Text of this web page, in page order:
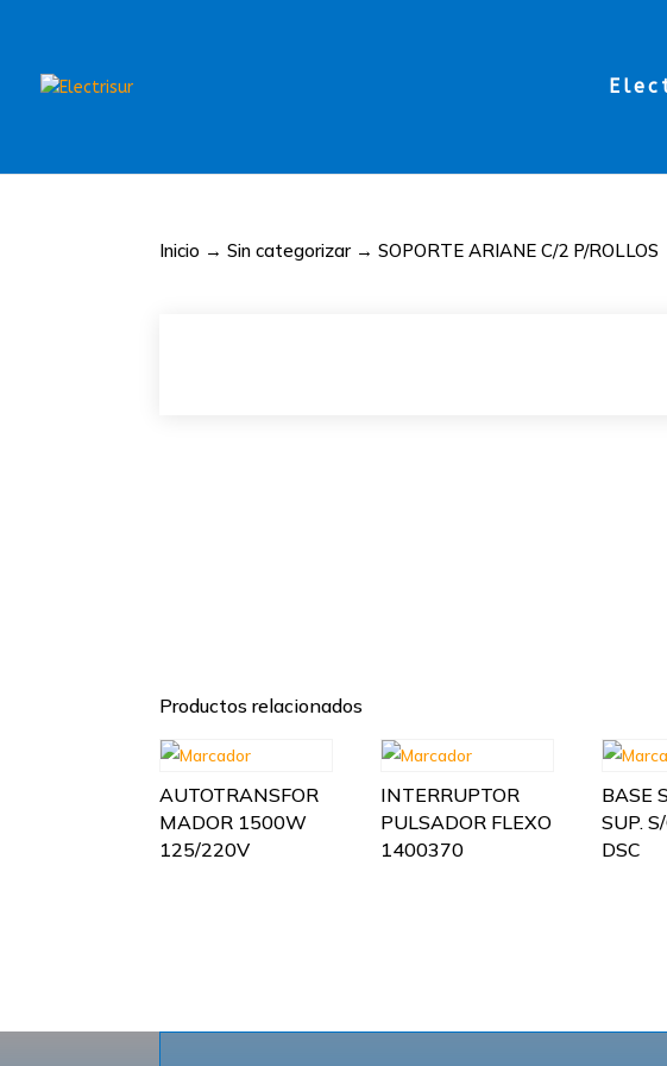
Inicio →Sin categorizar → SOPORTE ARIANE C/2 P/ROLLOS
Productos relacionados
AUTOTRANSFOR
MADOR 1500W
125/220V
INTERRUPTOR
PULSADOR FLEXO
1400370
BASE
SUP.
DSC